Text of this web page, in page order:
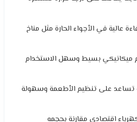
عالية في الأجواء الحارة مثل مناخ
ميكانيكي بسيط وسهل الاستخدام
تساعد على تنظيم الأطعمة وسهولة
اقتصادي مقارنة بحجمه